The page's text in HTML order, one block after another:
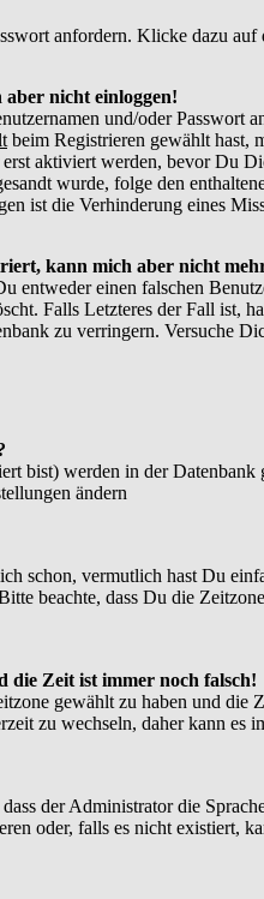
anfordern. Klicke dazu
nicht einloggen!
und/oder Passwort
beim Registrieren gewählt hast,
aktiviert werden, bevor Du
wurde, folge den
ist die Verhinderung eines
kann mich aber nicht
entweder einen falschen
Falls Letzteres der Fall ist,
zu verringern. Versuche
bist) werden in der Datenbank
ändern
schon, vermutlich hast Du
beachte, dass Du die
die Zeit ist immer noch falsch!
gewählt zu haben und die
zu wechseln, daher kann
der Administrator die
oder, falls es nicht existiert,